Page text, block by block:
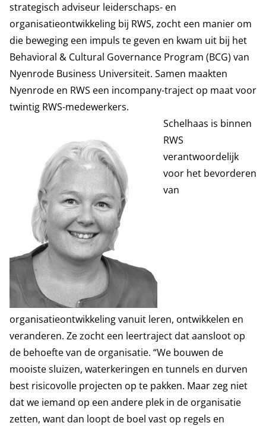
strategisch adviseur leiderschaps- en
organisatieontwikkeling bij RWS, zocht een manier om
die beweging een impuls te geven en kwam uit bij het
Behavioral & Cultural Governance Program (BCG) van
Nyenrode Business Universiteit. Samen maakten
Nyenrode en RWS een incompany-traject op maat voor
twintig RWS-medewerkers.
Schelhaas is binnen
RWS
verantwoordelijk
voor het bevorderen
van
organisatieontwikkeling vanuit leren, ontwikkelen en
veranderen. Ze zocht een leertraject dat aansloot op
de behoefte van de organisatie. “We bouwen de
mooiste sluizen, waterkeringen en tunnels en durven
best risicovolle projecten op te pakken. Maar zeg niet
dat we iemand op een andere plek in de organisatie
zetten, want dan loopt de boel vast op regels en